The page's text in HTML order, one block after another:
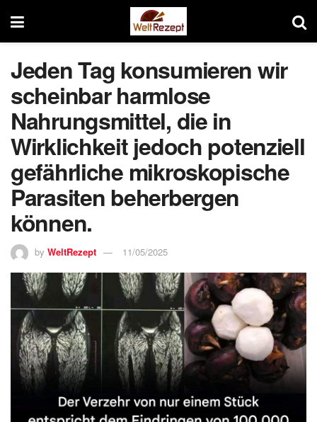
Jeden Tag konsumieren wir
scheinbar harmlose
Nahrungsmittel, die in
Wirklichkeit jedoch potenziell
gefährliche mikroskopische
Parasiten beherbergen
können.
by WeltRezept 11/05/2025